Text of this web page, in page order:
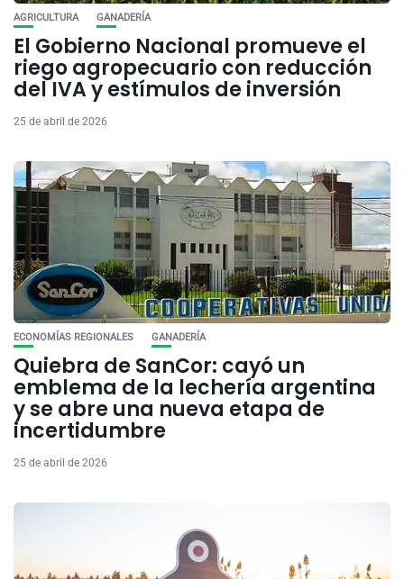
AGRICULTURA GANADERÍA
El Gobierno Nacional promueve el
riego agropecuario con reducción
del IVA y estímulos de inversión
25 de abril de 2026
ECONOMÍAS REGIONALES GANADERÍA
Quiebra de SanCor: cayó un
emblema de la lechería argentina
y se abre una nueva etapa de
incertidumbre
25 de abril de 2026